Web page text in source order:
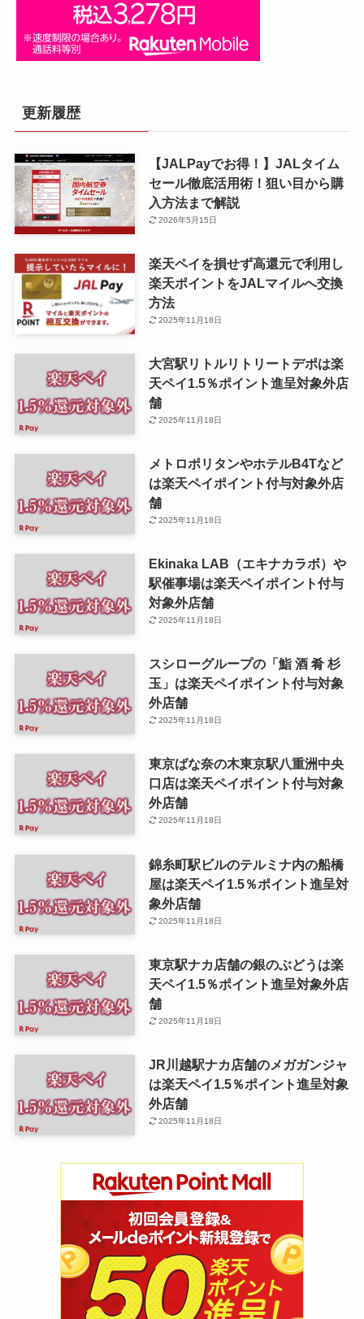
更新履歴
【JALPayでお得！】JALタイム
セール徹底活用術！狙い目から購
入方法まで解説
2026年5月15日
楽天ペイを損せず高還元で利用し
楽天ポイントをJALマイルへ交換
方法
2025年11月18日
大宮駅リトルリトリートデポは楽
天ペイ1.5％ポイント進呈対象外店
舗
2025年11月18日
メトロポリタンやホテルB4Tなど
は楽天ペイポイント付与対象外店
舗
2025年11月18日
Ekinaka LAB（エキナカラボ）や
駅催事場は楽天ペイポイント付与
対象外店舗
2025年11月18日
スシローグループの「鮨 酒 肴 杉
玉」は楽天ペイポイント付与対象
外店舗
2025年11月18日
東京ばな奈の木東京駅八重洲中央
口店は楽天ペイポイント付与対象
外店舗
2025年11月18日
錦糸町駅ビルのテルミナ内の船橋
屋は楽天ペイ1.5％ポイント進呈対
象外店舗
2025年11月18日
東京駅ナカ店舗の銀のぶどうは楽
天ペイ1.5％ポイント進呈対象外店
舗
2025年11月18日
JR川越駅ナカ店舗のメガガンジャ
は楽天ペイ1.5％ポイント進呈対象
外店舗
2025年11月18日